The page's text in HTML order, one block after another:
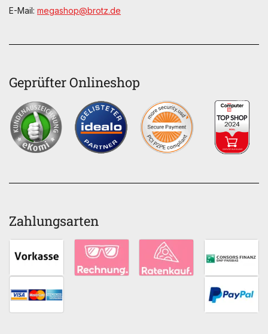
E-Mail: megashop@brotz.de
Geprüfter Onlineshop
Zahlungsarten